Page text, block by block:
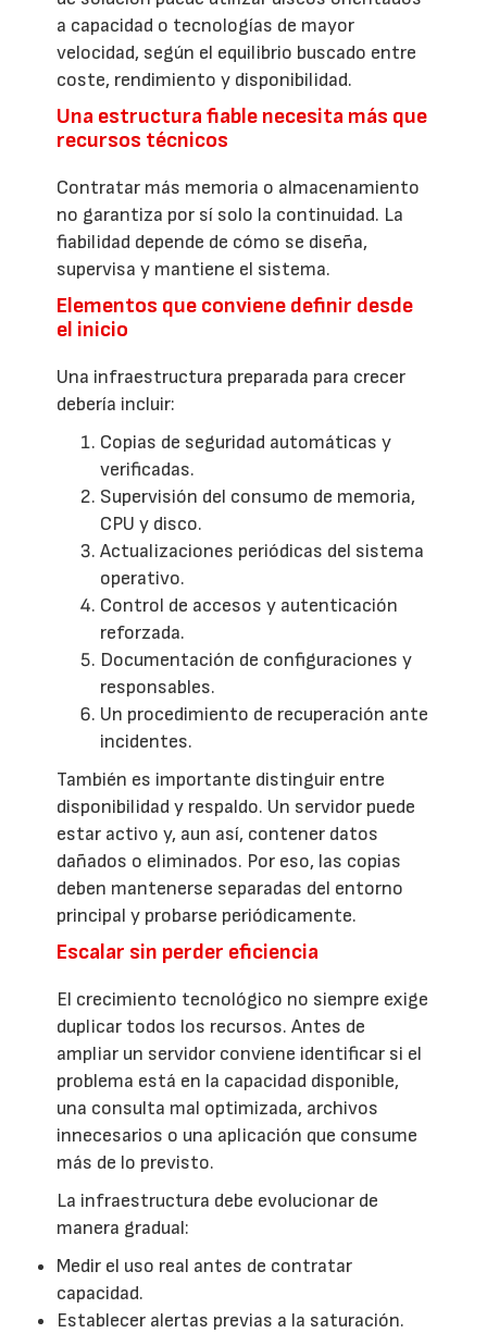
a capacidad o tecnologías de mayor
velocidad, según el equilibrio buscado entre
coste, rendimiento y disponibilidad.
Una estructura fiable necesita más que
recursos técnicos
Contratar más memoria o almacenamiento
no garantiza por sí solo la continuidad. La
fiabilidad depende de cómo se diseña,
supervisa y mantiene el sistema.
Elementos que conviene definir desde
el inicio
Una infraestructura preparada para crecer
debería incluir:
Copias de seguridad automáticas y
verificadas.
Supervisión del consumo de memoria,
CPU y disco.
Actualizaciones periódicas del sistema
operativo.
Control de accesos y autenticación
reforzada.
Documentación de configuraciones y
responsables.
Un procedimiento de recuperación ante
incidentes.
También es importante distinguir entre
disponibilidad y respaldo. Un servidor puede
estar activo y, aun así, contener datos
dañados o eliminados. Por eso, las copias
deben mantenerse separadas del entorno
principal y probarse periódicamente.
Escalar sin perder eficiencia
El crecimiento tecnológico no siempre exige
duplicar todos los recursos. Antes de
ampliar un servidor conviene identificar si el
problema está en la capacidad disponible,
una consulta mal optimizada, archivos
innecesarios o una aplicación que consume
más de lo previsto.
La infraestructura debe evolucionar de
manera gradual:
Medir el uso real antes de contratar
capacidad.
Establecer alertas previas a la saturación.